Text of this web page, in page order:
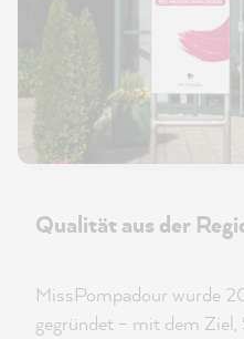
Qualität aus der
MissPompadour wurde
gegründet – mit dem Ziel,